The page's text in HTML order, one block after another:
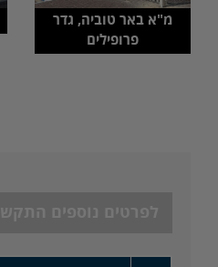
מ"א באר טוביה, גדר
פרופילים